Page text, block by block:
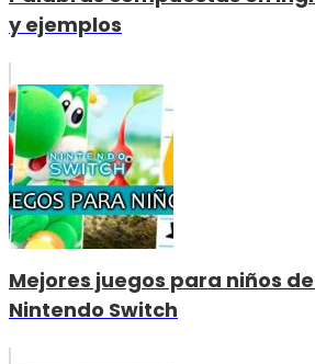
y ejemplos
Mejores juegos para niños
Nintendo Switch